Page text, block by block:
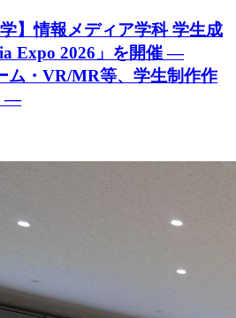
学】情報メディア学科 学生成
Expo 2026」を開催 —
ム・VR/MR等、学生制作作
—